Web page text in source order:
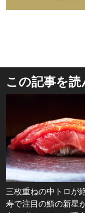
この記事を
三枚重ねの中トロが
寿で注目の鮨の新星